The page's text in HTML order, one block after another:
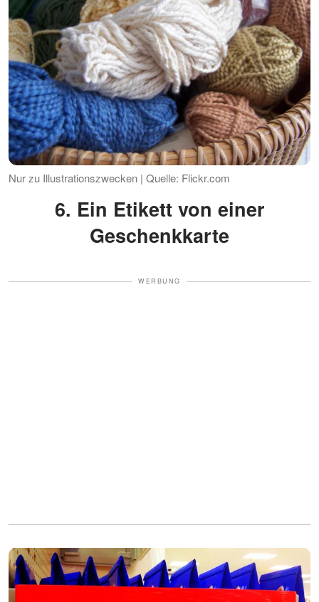
Nur zu Illustrationszwecken | Quelle: Flickr.com
6. Ein Etikett von einer
Geschenkkarte
WERBUNG